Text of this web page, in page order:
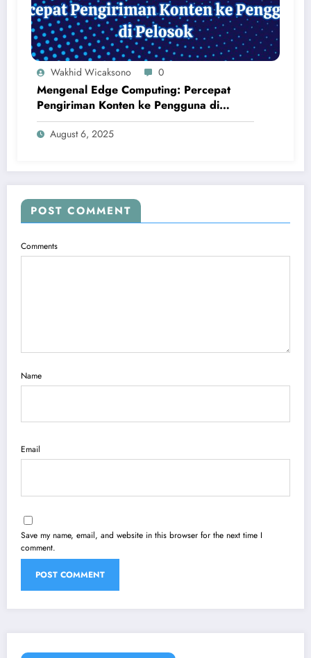
Wakhid Wicaksono 0
Mengenal Edge Computing: Percepat
Pengiriman Konten ke Pengguna di
Pelosok
August 6, 2025
POST COMMENT
Comments
Name
Email
Save my name, email, and website in this browser for the next time I
comment.